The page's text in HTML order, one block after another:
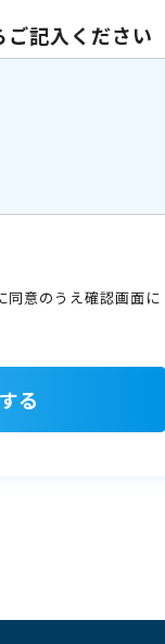
ご記入ください
同意のうえ確認画面に
る